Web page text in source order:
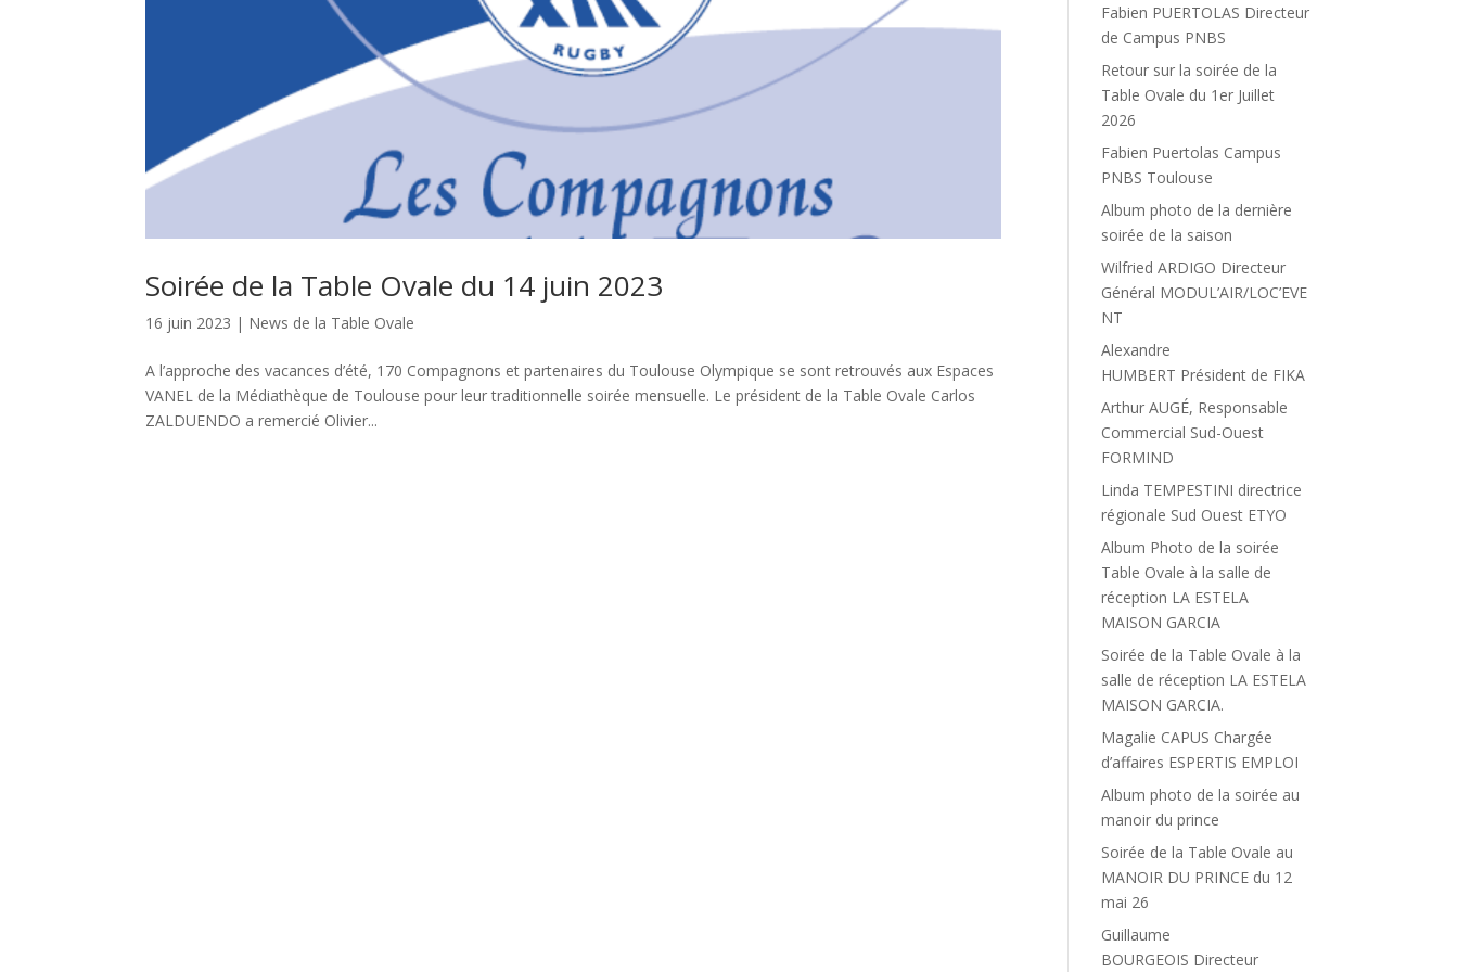
Soirée de la Table Ovale du 14 juin 2023
16 juin 2023 | News de la Table Ovale
A l’approche des vacances d’été, 170 Compagnons et partenaires du Toulouse Olympique se sont retrouvés aux Espaces
VANEL de la Médiathèque de Toulouse pour leur traditionnelle soirée mensuelle. Le président de la Table Ovale Carlos
ZALDUENDO a remercié Olivier...
Fabien PUERTOLAS Directeur
de Campus PNBS
Retour sur la soirée de la
Table Ovale du 1er Juillet
2026
Fabien Puertolas Campus
PNBS Toulouse
Album photo de la dernière
soirée de la saison
Wilfried ARDIGO Directeur
Général MODUL’AIR/LOC’EVE
NT
Alexandre
HUMBERT Président de FIKA
Arthur AUGÉ, Responsable
Commercial Sud-Ouest
FORMIND
Linda TEMPESTINI directrice
régionale Sud Ouest ETYO
Album Photo de la soirée
Table Ovale à la salle de
réception LA ESTELA
MAISON GARCIA
Soirée de la Table Ovale à la
salle de réception LA ESTELA
MAISON GARCIA.
Magalie CAPUS Chargée
d’affaires ESPERTIS EMPLOI
Album photo de la soirée au
manoir du prince
Soirée de la Table Ovale au
MANOIR DU PRINCE du 12
mai 26
Guillaume
BOURGEOIS Directeur